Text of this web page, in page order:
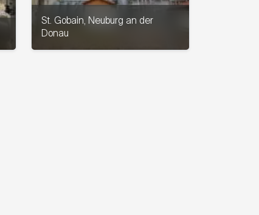
St. Gobain, Neuburg an der
Donau